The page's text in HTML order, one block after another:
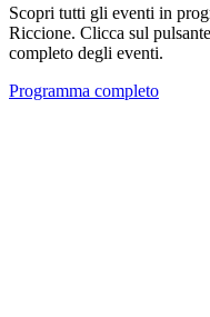
Scopri tutti gli eventi in
Riccione. Clicca sul
completo degli eventi.
Programma completo